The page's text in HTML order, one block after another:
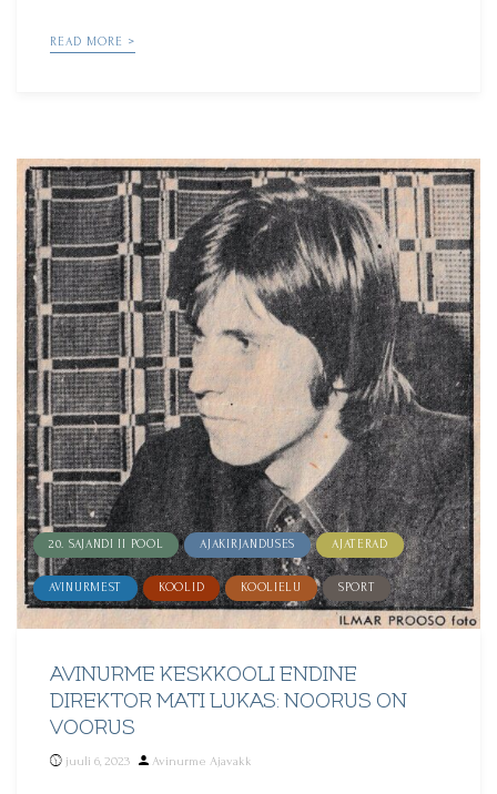
READ MORE >
20. SAJANDI II POOL AJAKIRJANDUSES AJATERAD
AVINURMEST KOOLID KOOLIELU SPORT
AVINURME KESKKOOLI ENDINE
DIREKTOR MATI LUKAS: NOORUS ON
VOORUS
juuli 6, 2023
Posted
Avinurme Ajavakk